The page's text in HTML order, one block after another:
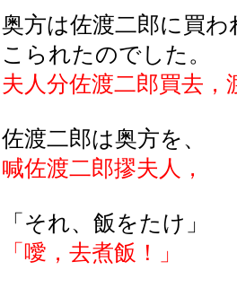
奥方は佐渡二郎に買
こられたのでした。
夫人分佐渡二郎買去，
佐渡二郎は奥方を、
喊佐渡二郎摎夫人，
「それ、飯をたけ」
「噯，去煮飯！」